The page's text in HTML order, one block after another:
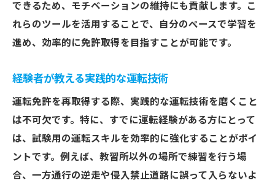
できるため、モチベーションの維持にも貢献します。こ
れらのツールを活用することで、自分のペースで学習を
進め、効率的に免許取得を目指すことが可能です。
経験者が教える実践的な運転技術
運転免許を再取得する際、実践的な運転技術を磨くこと
は不可欠です。特に、すでに運転経験がある方にとって
は、試験用の運転スキルを効率的に強化することがポイ
ントです。例えば、教習所以外の場所で練習を行う場
合、一方通行の逆走や侵入禁止道路に誤って入らないよ